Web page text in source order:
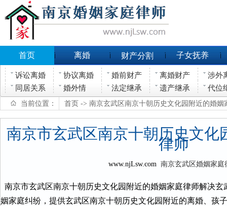
首页 离婚 财产分割 子女抚养
诉讼离婚 协议离婚 婚前财产 离婚财产
涉外
同居关系
婚外情 法定继承 遗产继承 代位
当前位置： 首页 -> 南京玄武区南京十朝历史文化园附近的婚姻
南京市玄武区南京十朝历史文化
律师
www.njLsw.com南京玄武区婚姻家庭
南京市玄武区南京十朝历史文化园附近的婚姻家庭律师解决
姻家庭纠纷，提供玄武区南京十朝历史文化园附近的离婚、孩